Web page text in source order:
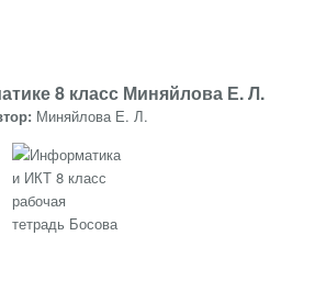
8 класс Миняйлова Е. Л.
Миняйлова Е. Л.